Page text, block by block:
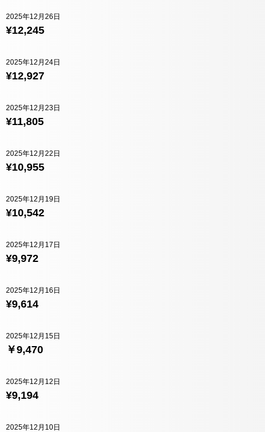
¥12,245
2025年12月26日
¥12,927
2025年12月24日
¥11,805
2025年12月23日
¥10,955
2025年12月22日
¥10,542
2025年12月19日
¥9,972
2025年12月17日
¥9,614
2025年12月16日
￥9,470
2025年12月15日
¥9,194
2025年12月12日
2025年12月10日